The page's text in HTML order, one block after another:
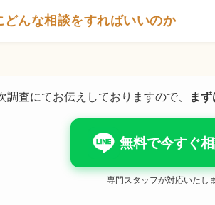
どんな相談をすればいいのか
調査にてお伝えしておりますので、 ま
無料で今すぐ
専門スタッフが対応いたし